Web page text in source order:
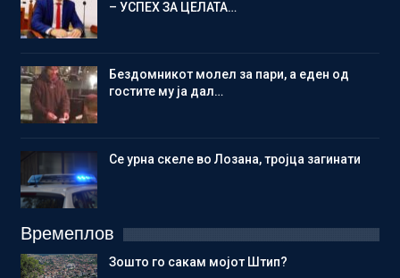
– УСПЕХ ЗА ЦЕЛАТА…
Бездомникот молел за пари, а еден од
гостите му ја дал…
Се урна скеле во Лозана, тројца загинати
Времеплов
Зошто го сакам мојот Штип?